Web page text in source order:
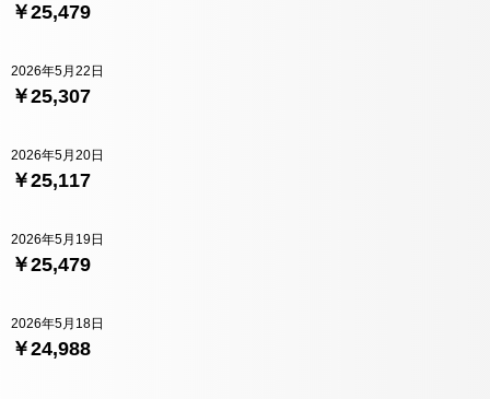
￥25,479
￥25,307
2026年5月22日
￥25,117
2026年5月20日
￥25,479
2026年5月19日
￥24,988
2026年5月18日